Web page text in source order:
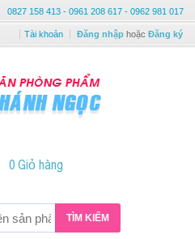
0827 158 413 - 0961 208 617 - 0962 981 017
Tài khoản Đăng nhập hoặc Đăng ký
0 Giỏ hàng
TÌM KIẾM